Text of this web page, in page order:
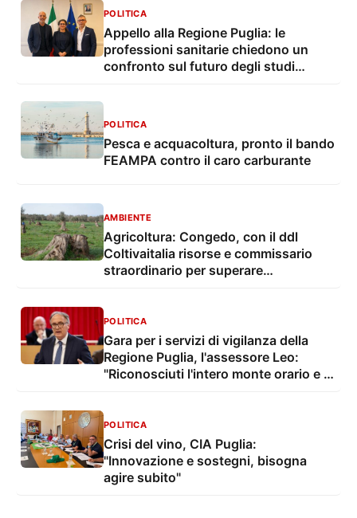
POLITICA
Appello alla Regione Puglia: le
professioni sanitarie chiedono un
confronto sul futuro degli studi
POLITICA
Pesca e acquacoltura, pronto il bando
FEAMPA contro il caro carburante
AMBIENTE
Agricoltura: Congedo, con il ddl
Coltivaitalia risorse e commissario
straordinario per superare
POLITICA
Gara per i servizi di vigilanza della
Regione Puglia, l'assessore Leo:
"Riconosciuti l'intero monte orario e il
POLITICA
Crisi del vino, CIA Puglia:
"Innovazione e sostegni, bisogna
agire subito"